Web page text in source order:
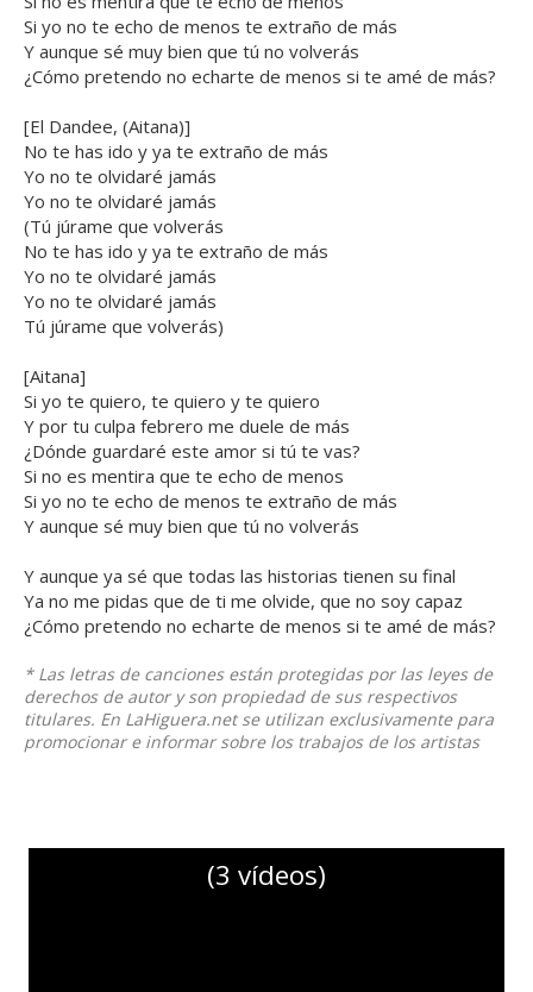
Si yo no te echo de menos te extraño de más
Y aunque sé muy bien que tú no volverás
¿Cómo pretendo no echarte de menos si te amé de más?
[El Dandee, (Aitana)]
No te has ido y ya te extraño de más
Yo no te olvidaré jamás
Yo no te olvidaré jamás
(Tú júrame que volverás
No te has ido y ya te extraño de más
Yo no te olvidaré jamás
Yo no te olvidaré jamás
Tú júrame que volverás)
[Aitana]
Si yo te quiero, te quiero y te quiero
Y por tu culpa febrero me duele de más
¿Dónde guardaré este amor si tú te vas?
Si no es mentira que te echo de menos
Si yo no te echo de menos te extraño de más
Y aunque sé muy bien que tú no volverás
Y aunque ya sé que todas las historias tienen su final
Ya no me pidas que de ti me olvide, que no soy capaz
¿Cómo pretendo no echarte de menos si te amé de más?
* Las letras de canciones están protegidas por las leyes de
derechos de autor y son propiedad de sus respectivos
titulares. En LaHiguera.net se utilizan exclusivamente para
promocionar e informar sobre los trabajos de los artistas
(3 vídeos)